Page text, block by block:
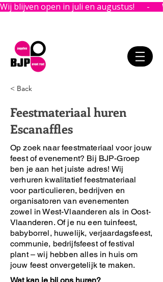
Wij blijven open in juli en augustus!      -
< Back
Feestmateriaal huren
Escanaffles
Op zoek naar feestmateriaal voor jouw
feest of evenement? Bij BJP-Groep
ben je aan het juiste adres! Wij
verhuren kwalitatief feestmateriaal
voor particulieren, bedrijven en
organisatoren van evenementen
zowel in West-Vlaanderen als in Oost-
Vlaanderen. Of je nu een tuinfeest,
babyborrel, huwelijk, verjaardagsfeest,
communie, bedrijfsfeest of festival
plant – wij hebben alles in huis om
jouw feest onvergetelijk te maken.